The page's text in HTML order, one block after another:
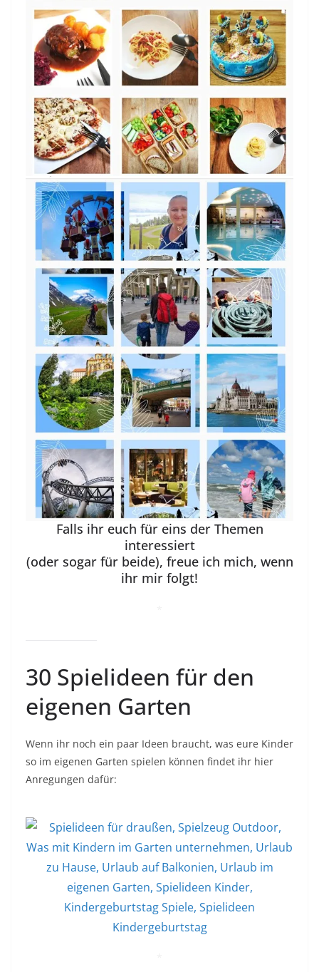
Falls ihr euch für eins der Themen
interessiert
(oder sogar für beide), freue ich mich, wenn
ihr mir folgt!
30 Spielideen für den
eigenen Garten
Wenn ihr noch ein paar Ideen braucht, was eure Kinder
so im eigenen Garten spielen können findet ihr hier
Anregungen dafür: